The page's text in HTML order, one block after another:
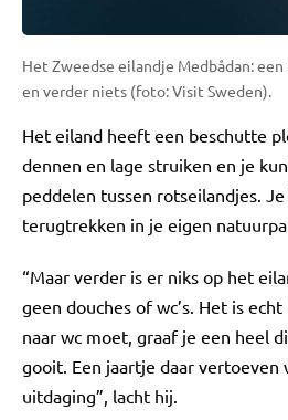
Het Zweedse eilandje Medbådan:
en verder niets (foto: Visit Sweden).
Het eiland heeft een beschutte
dennen en lage struiken en je
peddelen tussen rotseilandjes.
terugtrekken in je eigen
“Maar verder is er niks op het
geen douches of wc’s. Het is echt
naar wc moet, graaf je een heel
gooit. Een jaartje daar vertoeven
uitdaging”, lacht hij.